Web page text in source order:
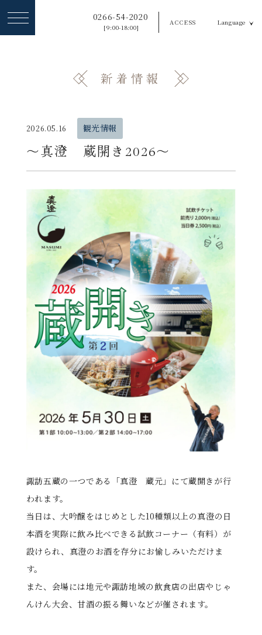
0266-54-2020
[9:00-18:00]
ACCESS Language
新着情報
〜真澄 蔵開き2026〜
2026.05.16 観光情報
諏訪五蔵の一つである「真澄 蔵元」にて蔵開きが行
われます。
当日は、大吟醸をはじめとした10種類以上の真澄の日
本酒を実際に飲み比べできる試飲コーナー（有料）が
設けられ、真澄のお酒を存分にお愉しみいただけま
す。
また、会場には地元や諏訪地域の飲食店の出店やじゃ
んけん大会、甘酒の振る舞いなどが催されます。